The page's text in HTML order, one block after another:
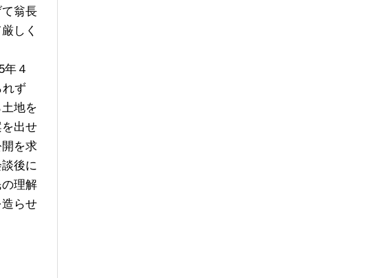
翁長
しく
４
れず
地を
出せ
を求
後に
理解
らせ